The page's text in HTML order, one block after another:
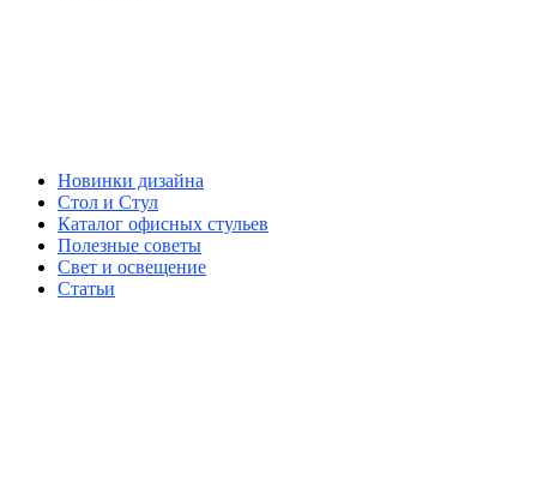
Новинки дизайна
Стол и Стул
Каталог офисных стульев
Полезные советы
Свет и освещение
Статьи